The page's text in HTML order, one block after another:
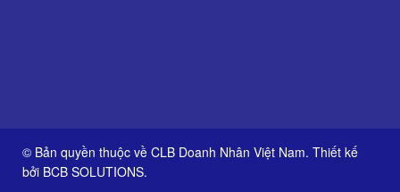
© Bản quyền thuộc về CLB Doanh Nhân Việt Nam. Thiết kế
bởi BCB SOLUTIONS.